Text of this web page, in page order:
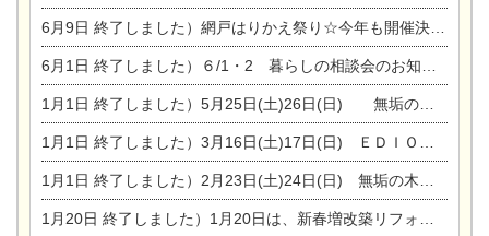
6月9日 終了しました）網戸はりかえ祭り☆今年も開催決定！
6月1日 終了しました）６/1・2 暮らしの相談会のお知らせ
1月1日 終了しました）5月25日(土)26日(日) 無垢の木の家体感見学会開催☆
1月1日 終了しました）3月16日(土)17日(日) ＥＤＩＯＮ東陽住建でんき館 総決算まつり
1月1日 終了しました）2月23日(土)24日(日) 無垢の木の家 完成見学会
1月20日 終了しました）1月20日は、新春増改築リフォームまつり＆家の修理祭り＆家電まつりです。